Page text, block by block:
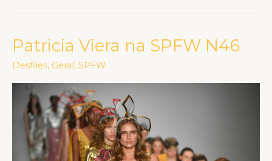
Patricia Viera na SPFW N46
Desfiles, Geral , SPFW
Patricia
SPFW
N46